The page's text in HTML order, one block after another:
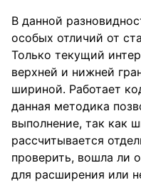
В данной
особых отличий от
Только текущий
верхней и нижней
шириной. Работает
данная методика
выполнение, так как
рассчитывается
проверить, вошла ли
для расширения или